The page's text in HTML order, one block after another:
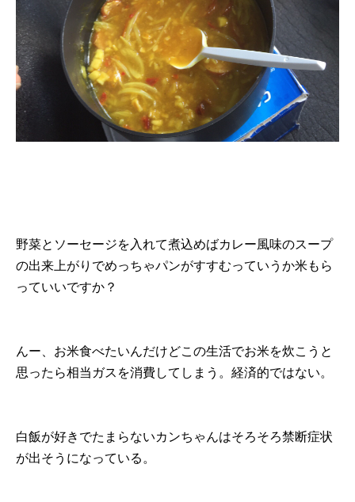
野菜とソーセージを入れて煮込めばカレー風味のスープ
の出来上がりでめっちゃパンがすすむっていうか米もら
っていいですか？
んー、お米食べたいんだけどこの生活でお米を炊こうと
思ったら相当ガスを消費してしまう。経済的ではない。
白飯が好きでたまらないカンちゃんはそろそろ禁断症状
が出そうになっている。